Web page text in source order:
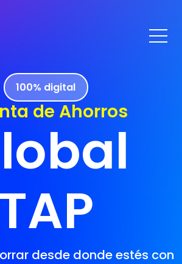
100% digital
de Ahorros
TAP
desde donde estés con